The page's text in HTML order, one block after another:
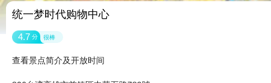
统一梦时代购物中心
4.7 分 很棒
查看景点简介及开放时间